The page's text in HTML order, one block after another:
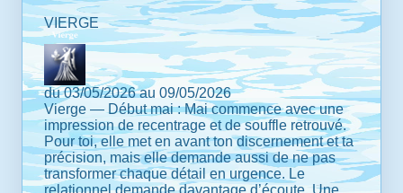
VIERGE
du 03/05/2026 au 09/05/2026
Vierge — Début mai : Mai commence avec une
impression de recentrage et de souffle retrouvé.
Pour toi, elle met en avant ton discernement et ta
précision, mais elle demande aussi de ne pas
transformer chaque détail en urgence. Le